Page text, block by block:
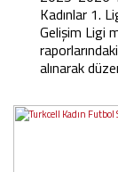
Kadınlar 1.
Gelişim Ligi
alınarak